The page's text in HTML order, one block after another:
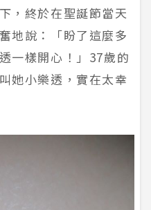
，終於在聖誕節當天
地說：「盼了這麼多
一樣開心！」37歲的
她小樂透，實在太幸